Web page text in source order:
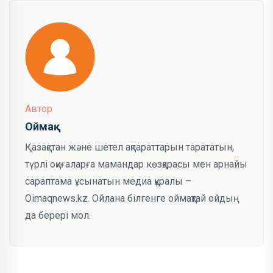
Автор
Оймақ
Қазақстан және шетел ақпараттарын тарататын,
түрлі оқиғаларға мамандар көзқарасы мен арнайы
сараптама ұсынатын медиа құралы –
Oimaqnews.kz. Ойлана білгенге оймақтай ойдың
да берері мол.